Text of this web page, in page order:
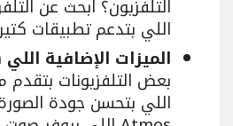
التلفزيون؟ ابحث عن
اللي بتدعم تطبيقات
الميزات الإضافية